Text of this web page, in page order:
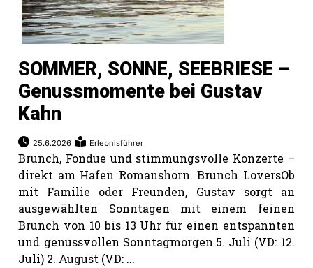
SOMMER, SONNE, SEEBRIESE –
Genussmomente bei Gustav
Kahn
25.6.2026 Erlebnisführer
Brunch, Fondue und stimmungsvolle Konzerte –
direkt am Hafen Romanshorn. Brunch LoversOb
mit Familie oder Freunden, Gustav sorgt an
ausgewählten Sonntagen mit einem feinen
Brunch von 10 bis 13 Uhr für einen entspannten
und genussvollen Sonntagmorgen.5. Juli (VD: 12.
Juli) 2. August (VD: ...